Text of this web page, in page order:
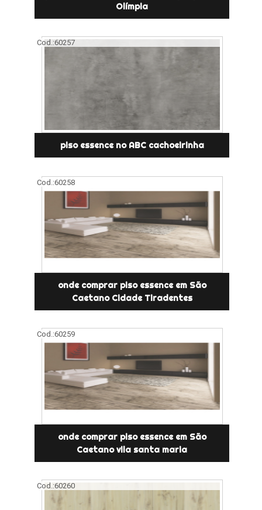
Olímpia
Cod.:60257
piso essence no ABC cachoeirinha
Cod.:60258
onde comprar piso essence em São
Caetano Cidade Tiradentes
Cod.:60259
onde comprar piso essence em São
Caetano vila santa maria
Cod.:60260